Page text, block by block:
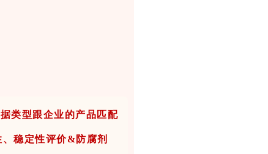
类型跟企业的产品匹配
稳定性评价&防腐剂